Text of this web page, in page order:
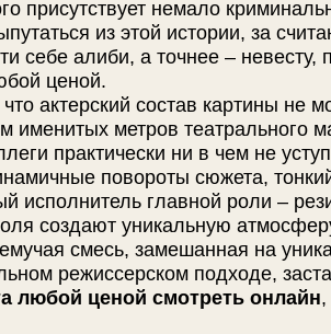
присутствует немало
из этой истории, за
себе алиби, а точнее – невесту,
ценой.
актерский состав картины не
именитых метров театрального
практически ни в чем не
повороты сюжета,
исполнитель главной роли –
создают уникальную
смесь, замешанная на
режиссерском подходе,
любой ценой смотреть онлайн